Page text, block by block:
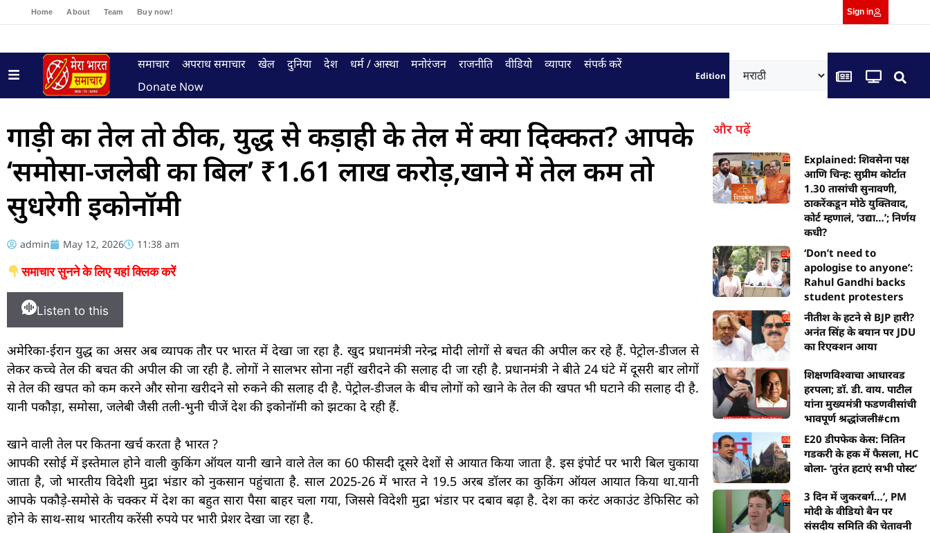
Home About Team Buy now! Sign in
समाचार अपराध समाचार खेल दुनिया देश धर्म / आस्था मनोरंजन राजनीति वीडियो व्यापार
संपर्क करें
Donate Now
Edition
गाड़ी का तेल तो ठीक, युद्ध से कड़ाही के तेल में क्या दिक्कत? आपके
‘समोसा-जलेबी का बिल’ ₹1.61 लाख करोड़,खाने में तेल कम तो
सुधरेगी इकोनॉमी
admin May 12, 2026 11:38 am
समाचार सुनने के लिए यहां क्लिक करें
Listen to this
अमेरिका-ईरान युद्ध का असर अब व्यापक तौर पर भारत में देखा जा रहा है. खुद प्रधानमंत्री नरेन्द्र मोदी लोगों से बचत की अपील कर रहे हैं. पेट्रोल-डीजल से
लेकर कच्चे तेल की बचत की अपील की जा रही है. लोगों ने सालभर सोना नहीं खरीदने की सलाह दी जा रही है. प्रधानमंत्री ने बीते 24 घंटे में दूसरी बार लोगों
से तेल की खपत को कम करने और सोना खरीदने सो रुकने की सलाह दी है. पेट्रोल-डीजल के बीच लोगों को खाने के तेल की खपत भी घटाने की सलाह दी है.
यानी पकौड़ा, समोसा, जलेबी जैसी तली-भुनी चीजें देश की इकोनॉमी को झटका दे रही हैं.
खाने वाली तेल पर कितना खर्च करता है भारत ?
आपकी रसोई में इस्तेमाल होने वाली कुकिंग ऑयल यानी खाने वाले तेल का 60 फीसदी दूसरे देशों से आयात किया जाता है. इस इंपोर्ट पर भारी बिल चुकाया
जाता है, जो भारतीय विदेशी मुद्रा भंडार को नुकसान पहुंचाता है. साल 2025-26 में भारत ने 19.5 अरब डॉलर का कुकिंग ऑयल आयात किया था.यानी
आपके पकौड़े-समोसे के चक्कर में देश का बहुत सारा पैसा बाहर चला गया, जिससे विदेशी मुद्रा भंडार पर दबाव बढ़ा है. देश का करंट अकाउंट डेफिसिट को
होने के साथ-साथ भारतीय करेंसी रुपये पर भारी प्रेशर देखा जा रहा है.
और पढ़ें
Explained: शिवसेना पक्ष
आणि चिन्ह: सुप्रीम कोर्टात
1.30 तासांची सुनावणी,
ठाकरेंकडून मोठे युक्तिवाद,
कोर्ट म्हणालं, ‘उद्या…’; निर्णय
कधी?
‘Don’t need to
apologise to anyone’:
Rahul Gandhi backs
student protesters
नीतीश के हटने से BJP हारी?
अनंत सिंह के बयान पर JDU
का रिएक्शन आया
शिक्षणविश्वाचा आधारवड
हरपला; डॉ. डी. वाय. पाटील
यांना मुख्यमंत्री फडणवीसांची
भावपूर्ण श्रद्धांजली#cm
E20 डीपफेक केस: नितिन
गडकरी के हक में फैसला, HC
बोला- ‘तुरंत हटाएं सभी पोस्ट’
3 दिन में जुकरबर्ग…’, PM
मोदी के वीडियो बैन पर
संसदीय समिति की चेतावनी